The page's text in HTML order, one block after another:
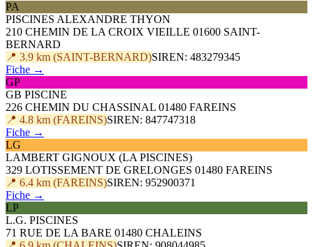
PA
PISCINES ALEXANDRE THYON
210 CHEMIN DE LA CROIX VIEILLE 01600 SAINT-
BERNARD
📍 3.9 km (SAINT-BERNARD)SIREN: 483279345
Fiche →
GP
GB PISCINE
226 CHEMIN DU CHASSINAL 01480 FAREINS
📍 4.8 km (FAREINS)SIREN: 847747318
Fiche →
LG
LAMBERT GIGNOUX (LA PISCINES)
329 LOTISSEMENT DE GRELONGES 01480 FAREINS
📍 6.4 km (FAREINS)SIREN: 952900371
Fiche →
LP
L.G. PISCINES
71 RUE DE LA BARE 01480 CHALEINS